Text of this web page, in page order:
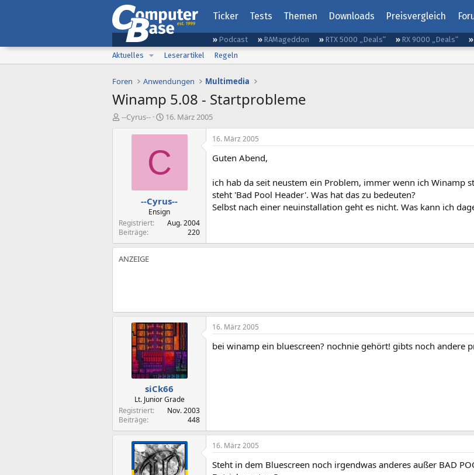
Ticker Tests Themen Downloads Preisvergleich
Podcast RAMageddon RTX 5000 „Deals“ RX 9000 „Deals“
Aktuelles
Leserartikel Regeln
Foren Anwendungen Multimedia
Winamp 5.08 - Startprobleme
E
--Cyrus--
E
s
e
l
t
a
m
16. März 2005
C
--Cyrus--
Ensign
Registriert
Aug. 2004
Beiträge
220
16. März 2005
Guten Abend,
ich hab da seit neustem ein Problem, immer wenn ich Winamp
steht 'Bad Pool Header'. Was hat das zu bedeuten?
Selbst nach einer neuinstallation geht es nicht. Was kann ich
siCk66
Lt. Junior Grade
Registriert
Nov. 2003
Beiträge
448
16. März 2005
bei winamp ein bluescreen? nochnie gehört! gibts noch andere
16. März 2005
Steht in dem Bluescreen noch irgendwas anderes außer BAD